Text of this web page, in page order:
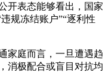
开表态能够看出，国家
规冻结账户”“逐利性
家庭而言，一旦遭遇趋
消极配合或盲目对抗均